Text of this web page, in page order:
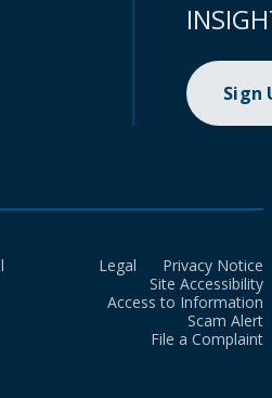
Sign
Legal
Privacy Notice
Site Accessibility
Access to Information
Scam Alert
File a Complaint